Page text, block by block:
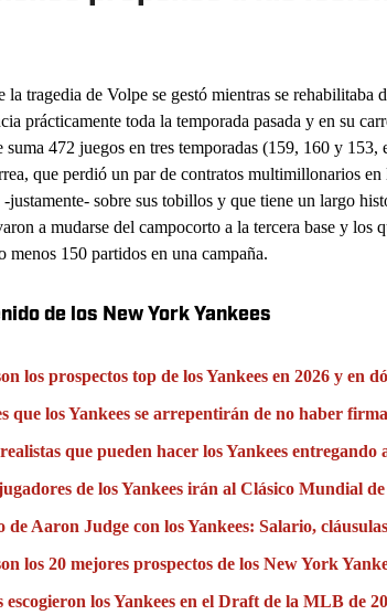
la tragedia de Volpe se gestó mientras se
prácticamente toda la temporada pasada y en su
suma 472 juegos en tres temporadas (159, 160 y
que perdió un par de contratos multimillonarios
justamente- sobre sus tobillos y que tiene un largo
a mudarse del campocorto a la tercera base y los
menos 150 partidos en una campaña.
de los New York Yankees
los prospectos top de los Yankees en 2026 y en
que los Yankees se arrepentirán de no haber
que pueden hacer los Yankees entregando
de los Yankees irán al Clásico Mundial de
de Aaron Judge con los Yankees: Salario,
los 20 mejores prospectos de los New York
escogieron los Yankees en el Draft de la MLB de